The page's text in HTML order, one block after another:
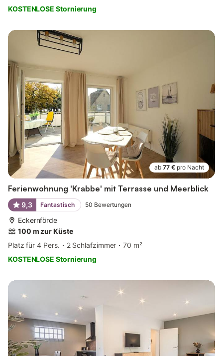
KOSTENLOSE Stornierung
ab 77 € pro Nacht
Ferienwohnung 'Krabbe' mit Terrasse und Meerblick
9,3 Fantastisch 50 Bewertungen
Eckernförde
100 m zur Küste
Platz für 4 Pers.
2 Schlafzimmer
70 m²
KOSTENLOSE Stornierung